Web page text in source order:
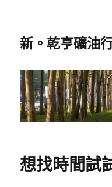
新。乾亨礦油
想找時間試